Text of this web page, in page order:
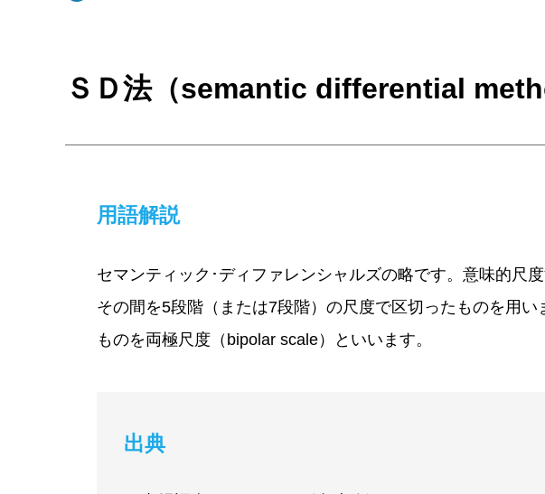
ＳＤ法（semantic differential
用語解説
セマンティック･ディファレンシャルズの略です。意味的尺
その間を5段階（または7段階）の尺度で区切ったものを用
ものを両極尺度（bipolar scale）といいます。
出典